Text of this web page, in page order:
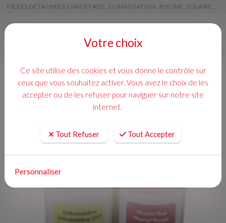
PIÈCES DÉTACHÉES CHAUFFAGE, CLIMATISATION, PISCINE, SOLAIRE ...
Votre choix
Ce site utilise des cookies et vous donne le contrôle sur
ceux que vous souhaitez activer. Vous avez le choix de les
accepter ou de les refuser pour naviguer sur notre site
internet.
Tout Refuser Tout Accepter
Personnaliser